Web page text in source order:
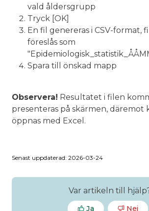
vald åldersgrupp
Tryck [OK]
En fil genereras i CSV-format,
föreslås som
Spara till önskad mapp
Observera! Resultatet i filen
presenteras på skärmen, däremot
öppnas med Excel.
Senast uppdaterad: 2026-03-24
Var artikeln till
Nej
Ja